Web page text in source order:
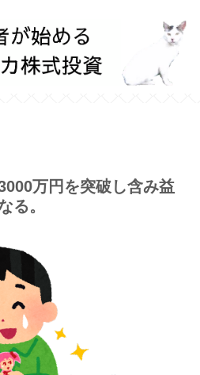
万円を突破し含み益
る。